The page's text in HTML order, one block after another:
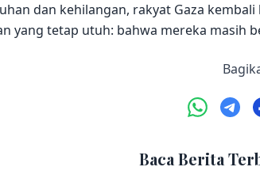
dan kehilangan, rakyat Gaza
yang tetap utuh: bahwa mereka masih
Baca Berita